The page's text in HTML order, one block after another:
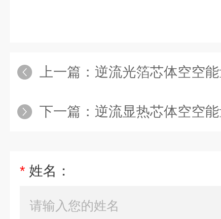
上一篇： 逆流光箔芯体空空
下一篇： 逆流显热芯体空空
* 姓名：